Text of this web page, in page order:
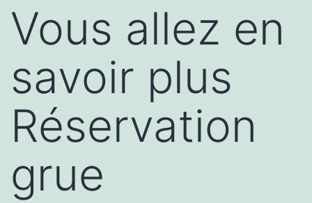
Vous allez en
savoir plus
Réservation
grue